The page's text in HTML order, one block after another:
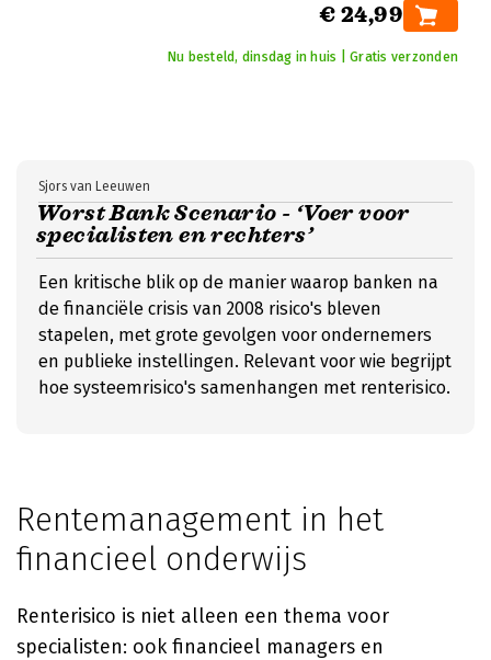
€ 24,99
Nu besteld, dinsdag in huis | Gratis verzonden
Worst Bank Scenario - ‘Voer voor
specialisten en rechters’
Sjors van Leeuwen
Een kritische blik op de manier waarop banken na
de financiële crisis van 2008 risico's bleven
stapelen, met grote gevolgen voor ondernemers
en publieke instellingen. Relevant voor wie begrijpt
hoe systeemrisico's samenhangen met renterisico.
Rentemanagement in het
financieel onderwijs
Renterisico is niet alleen een thema voor
specialisten: ook financieel managers en